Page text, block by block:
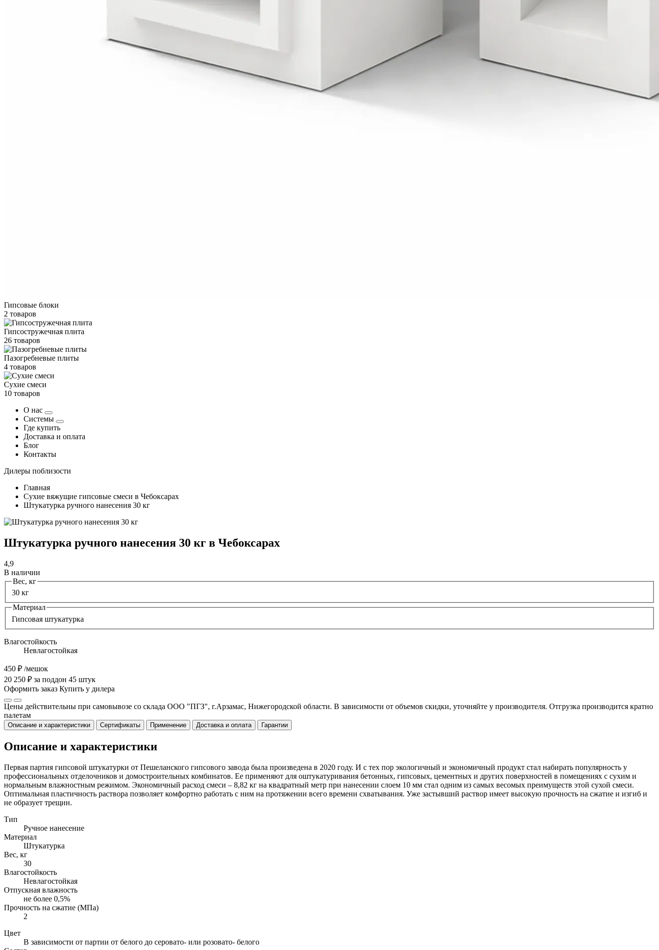
Гипсовые блоки
2 товаров
Гипсостружечная плита
26 товаров
Пазогребневые плиты
4 товаров
Сухие смеси
10 товаров
О нас
Системы
Где купить
Доставка и оплата
Блог
Контакты
Дилеры поблизости
Главная
Сухие вяжущие гипсовые смеси в Чебоксарах
Штукатурка ручного нанесения 30 кг
Штукатурка ручного нанесения 30 кг в Чебоксарах
4,9
В наличии
Вес, кг
30 кг
Материал
Гипсовая штукатурка
Влагостойкость
Невлагостойкая
450 ₽ /мешок
20 250 ₽ за поддон 45 штук
Оформить заказ Купить у дилера
Цены действительны при самовывозе со склада ООО "ПГЗ", г.Арзамас, Нижегородской области. В зависимости от объемов скидки, уточняйте у производителя. Отгрузка производится кратно
палетам
Описание и характеристики Сертификаты Применение Доставка и оплата Гарантии
Описание и характеристики
Первая партия гипсовой штукатурки от Пешеланского гипсового завода была произведена в 2020 году. И с тех пор экологичный и экономичный продукт стал набирать популярность у
профессиональных отделочников и домостроительных комбинатов. Ее применяют для оштукатуривания бетонных, гипсовых, цементных и других поверхностей в помещениях с сухим и
нормальным влажностным режимом. Экономичный расход смеси – 8,82 кг на квадратный метр при нанесении слоем 10 мм стал одним из самых весомых преимуществ этой сухой смеси.
Оптимальная пластичность раствора позволяет комфортно работать с ним на протяжении всего времени схватывания. Уже застывший раствор имеет высокую прочность на сжатие и изгиб и
не образует трещин.
Тип
Ручное нанесение
Материал
Штукатурка
Вес, кг
30
Влагостойкость
Невлагостойкая
Отпускная влажность
не более 0,5%
Прочность на сжатие (МПа)
2
Цвет
В зависимости от партии от белого до серовато- или розовато- белого